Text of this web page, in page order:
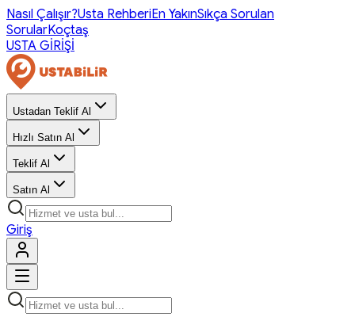
Nasıl Çalışır?Usta RehberiEn YakınSıkça Sorulan
SorularKoçtaş
USTA GİRİŞİ
Ustadan Teklif Al
Hızlı Satın Al
Teklif Al
Satın Al
Giriş